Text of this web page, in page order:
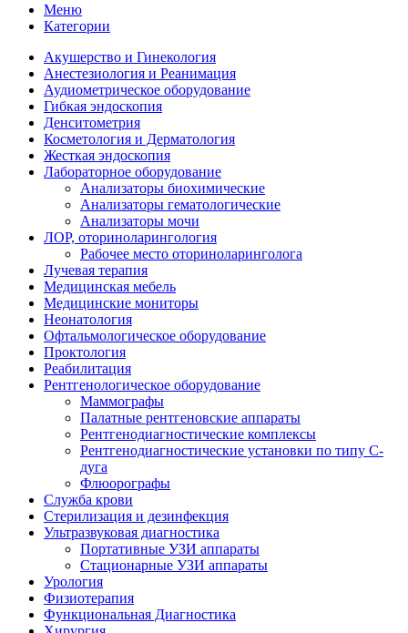
Меню
Категории
Акушерство и Гинекология
Анестезиология и Реанимация
Аудиометрическое оборудование
Гибкая эндоскопия
Денситометрия
Косметология и Дерматология
Жесткая эндоскопия
Лабораторное оборудование
Анализаторы биохимические
Анализаторы гематологические
Анализаторы мочи
ЛОР, оториноларингология
Рабочее место оториноларинголога
Лучевая терапия
Медицинская мебель
Медицинские мониторы
Неонатология
Офтальмологическое оборудование
Проктология
Реабилитация
Рентгенологическое оборудование
Маммографы
Палатные рентгеновские аппараты
Рентгенодиагностические комплексы
Рентгенодиагностические установки по типу С-
дуга
Флюорографы
Служба крови
Стерилизация и дезинфекция
Ультразвуковая диагностика
Портативные УЗИ аппараты
Стационарные УЗИ аппараты
Урология
Физиотерапия
Функциональная Диагностика